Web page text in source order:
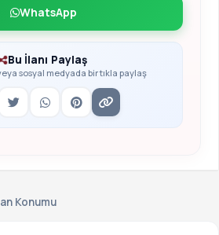
WhatsApp
Bu İlanı Paylaş
sosyal medyada bir tıkla paylaş
Konumu